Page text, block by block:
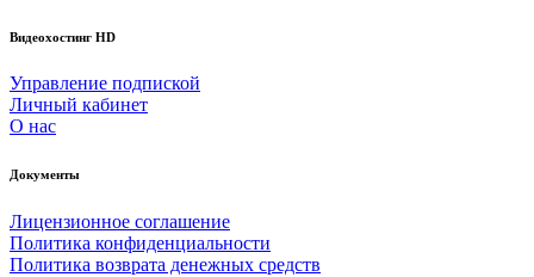
Видеохостинг HD
Управление подпиской
Личный кабинет
О нас
Документы
Лицензионное соглашение
Политика конфиденциальности
Политика возврата денежных средств